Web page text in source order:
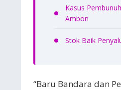
Kasus
Ambon
Stok Baik
“Baru Bandara dan